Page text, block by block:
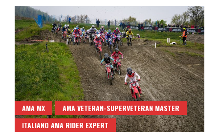
AMA MX
AMA VETERAN-SUPERVETERAN MASTER
ITALIANO AMA RIDER EXPERT